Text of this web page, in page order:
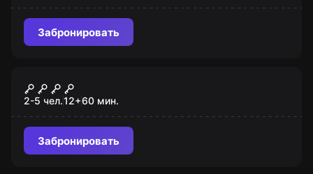
Забронировать
Тюрьма
2-5 чел.12+60 мин.
Забронировать